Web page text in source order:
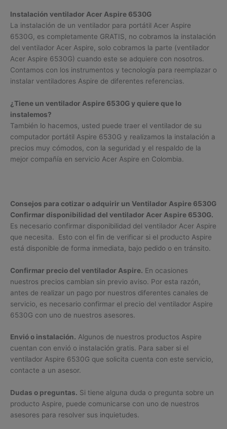
Instalación ventilador Acer Aspire 6530G
La instalación de un ventilador para portátil Acer Aspire
6530G, es completamente GRATIS, no cobramos la instalación
del ventilador Acer Aspire, solo cobramos la parte (ventilador
Acer Aspire 6530G) cuando este se adquiere con nosotros.
Contamos con los instrumentos y tecnología para reemplazar o
instalar ventiladores Aspire de diferentes referencias.
¿Tiene un ventilador Aspire 6530G y quiere que lo
instalemos?
También lo hacemos, usted puede traer el ventilador de su
computador portátil Aspire 6530G y realizamos la instalación a
precios muy cómodos, con la seguridad y el respaldo de la
mejor compañía en servicio Acer Aspire en Colombia.
Consejos para cotizar o adquirir un Ventilador Aspire 6530G
Confirmar disponibilidad del ventilador Acer Aspire 6530G.
Es necesario confirmar disponibilidad del ventilador Acer Aspire
que necesita. Esto con el fin de verificar si el producto Aspire
está disponible de forma inmediata, bajo pedido o en tránsito.
Confirmar precio del ventilador Aspire. En ocasiones
nuestros precios cambian sin previo aviso. Por esta razón,
antes de realizar un pago por nuestros diferentes canales de
servicio, es necesario confirmar el precio del ventilador Aspire
6530G con uno de nuestros asesores.
Envió o instalación. Algunos de nuestros productos Aspire
cuentan con envió o instalación gratis. Para saber si el
ventilador Aspire 6530G que solicita cuenta con este servicio,
contacte a un asesor.
Dudas o preguntas. Si tiene alguna duda o pregunta sobre un
producto Aspire, puede comunicarse con uno de nuestros
asesores para resolver sus inquietudes.